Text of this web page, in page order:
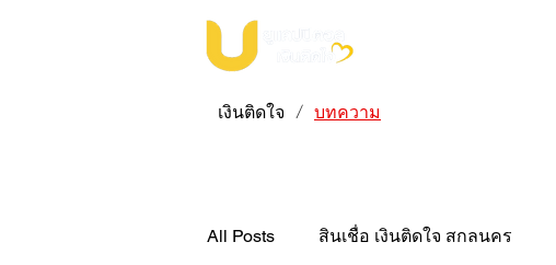
เงินติดใจ / บทความ
All Posts สินเชื่อ เงินติดใจ สกลนคร